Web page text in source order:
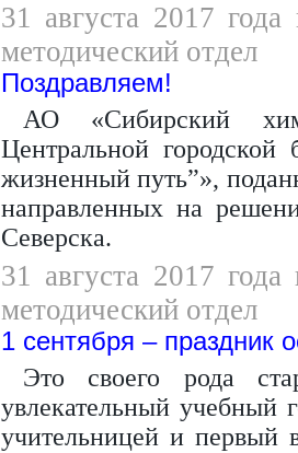
31 августа 2017
методический отдел
Поздравляем!
АО «Сибирский
Центральной
жизненный путь”»,
направленных на
Северска.
31 августа 2017
методический отдел
1 сентября – праздник
Это своего рода
увлекательный учебный
учительницей и первый